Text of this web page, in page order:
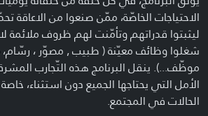
الاحتياجات الخاصّة، ممّن صنعوا من الاعاقة
ليثبتوا قدراتهم وتأمّنت لهم ظروف ملائمة
شغلوا وظائف معيّنة ( طبيب , مصوّر ،
موظّف...). ينقل البرنامج هذه التّجارب
الأمل التي يحتاجها الجميع دون استثناء،
الحالات في المجتمع.